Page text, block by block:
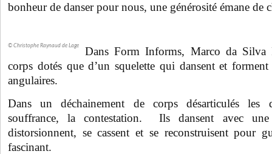
bonheur de danser pour nous, une générosité émane de
© Christophe Raynaud de Lage
Dans Form Informs, Marco da Silva
corps dotés que d’un squelette qui dansent et forment
angulaires.
Dans un déchainement de corps désarticulés les
souffrance, la contestation. Ils dansent avec
distorsionnent, se cassent et se reconstruisent pour
fascinant.